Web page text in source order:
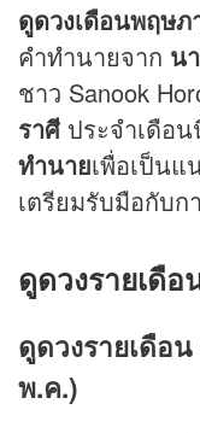
ดูดวงเดือนพฤษภ
คำทำนายจาก น
ชาว Sanook
ราศี ประจำเดือ
ทำนายเพื่อเป็นแ
เตรียมรับมือกับก
ดูดวงรายเดือ
ดูดวงรายเดือน
พ.ค.)